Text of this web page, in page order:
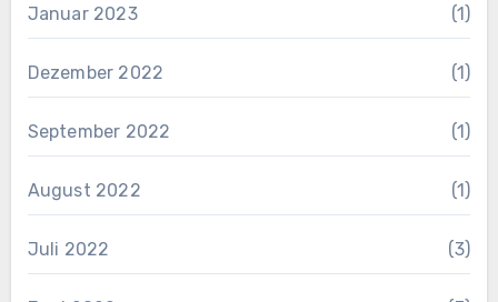
Januar 2023 (1)
Dezember 2022 (1)
September 2022 (1)
August 2022 (1)
Juli 2022 (3)